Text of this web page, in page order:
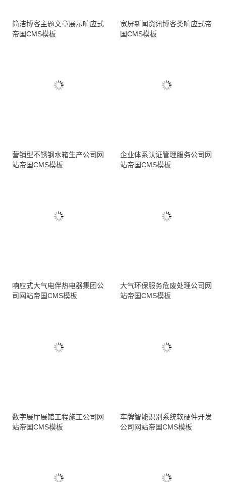
简洁博客主题文章展示响应式
帝国CMS模板
宽屏新闻资讯博客类响应式帝
国CMS模板
营销型不锈钢水箱生产公司网
站帝国CMS模板
企业体系认证管理服务公司网
站帝国CMS模板
响应式大气电伴热电器集团公
司网站帝国CMS模板
大气环保服务危废处理公司网
站帝国CMS模板
数字展厅展馆工程施工公司网
站帝国CMS模板
车牌智能识别系统软硬件开发
公司网站帝国CMS模板